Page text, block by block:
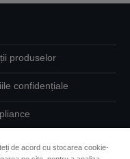
produselor
confidențiale
dumneavoastră
de acord cu stocarea cookie-